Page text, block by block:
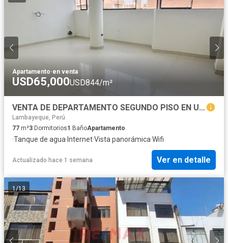
Apartamento·en venta
USD65,000USD844/m²
VENTA DE DEPARTAMENTO SEGUNDO PISO EN URB. FDCO. VILLARREAL DE CHICLAYO
Lambayeque, Perú
77 m²3 Dormitorios1 BañoApartamento
·Tanque de agua· Internet·Vista panorámica·Wifi
Actualizado hace 1 semana Ver en detalle
1/13